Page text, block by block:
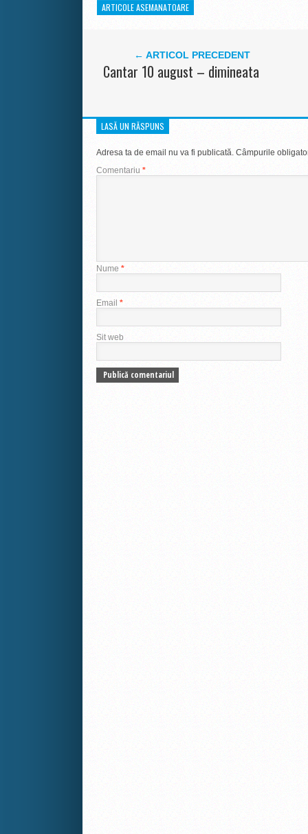
ARTICOLE ASEMANATOARE
← ARTICOL PRECEDENT
Cantar 10 august – dimineata
LASĂ UN RĂSPUNS
Adresa ta de email nu va fi publicată. Câmpurile
Comentariu *
Nume *
Email *
Sit web